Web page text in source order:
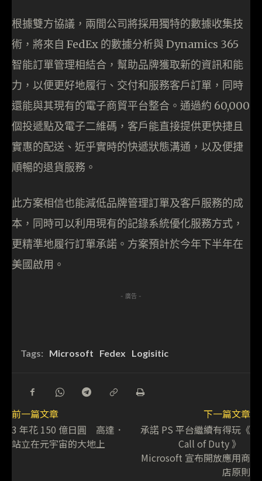
根據雙方協議，兩間公司將採用獨特的數據收集技
術，將來自 FedEx 的數據分析與 Dynamics 365
智能訂單管理相結合，幫助品牌獲取新的資訊和能
力，以便更好地履行、交付和服務客戶訂單，同時
還能與其現有的電子商貿平台整合。通過約 60,000
個投遞點及電子二維碼，客戶能直接提供更快捷且
實惠的配送、近乎實時的快遞狀態溝通，以及便捷
順暢的退貨服務。
此方案相信也能減低品牌管理訂單及客戶服務的成
本，同時可以利用現有的記錄系統優化服務方式，
更精準地履行訂單承諾。方案預計於今年下半年在
美國啟用。
- 廣告 -
Tags: Microsoft Fedex Logisitic
前一篇文章
3 年花 150 億日圓 高達．
站立在元宇宙的大地上
下一篇文章
承諾 PS 平台繼續有得玩《
Call of Duty 》
Microsoft 宣布開放應用商
店原則